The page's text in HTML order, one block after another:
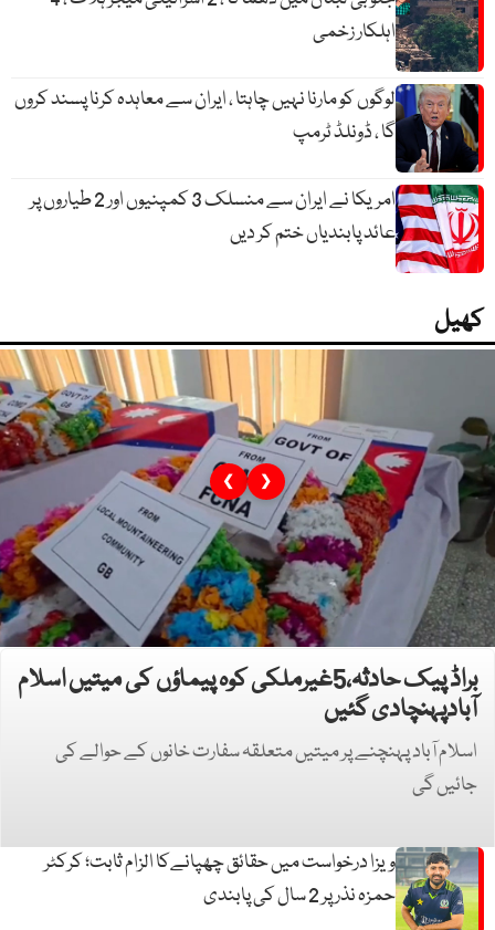
اہلکار زخمی
لوگوں کو مارنا نہیں چاہتا ، ایران سے معاہدہ کرنا پسند کروں
گا ، ڈونلڈ ٹرمپ
امریکا نے ایران سے منسلک 3 کمپنیوں اور 2 طیاروں پر
عائد پابندیاں ختم کر دیں
کھیل
براڈ پیک حادثہ،5غیرملکی کوہ پیماؤں کی میتیں اسلام
آبادپہنچادی گئیں
اسلام آباد پہنچنے پر میتیں متعلقہ سفارت خانوں کے حوالے کی
جائیں گی
❮ ❯
ویزا درخواست میں حقائق چھپانےکا الزام ثابت؛ کرکٹر
حمزہ نذر پر 2 سال کی پابندی